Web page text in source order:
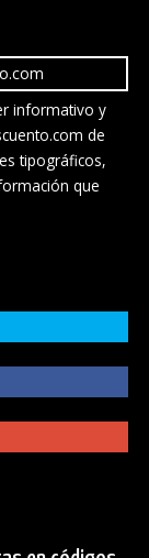
informativo y
de
tipográficos,
que